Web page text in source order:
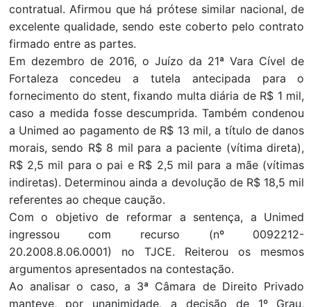
contratual. Afirmou que há prótese similar nacional, de
excelente qualidade, sendo este coberto pelo contrato
firmado entre as partes.
Em dezembro de 2016, o Juízo da 21ª Vara Cível de
Fortaleza concedeu a tutela antecipada para o
fornecimento do stent, fixando multa diária de R$ 1 mil,
caso a medida fosse descumprida. Também condenou
a Unimed ao pagamento de R$ 13 mil, a título de danos
morais, sendo R$ 8 mil para a paciente (vítima direta),
R$ 2,5 mil para o pai e R$ 2,5 mil para a mãe (vítimas
indiretas). Determinou ainda a devolução de R$ 18,5 mil
referentes ao cheque caução.
Com o objetivo de reformar a sentença, a Unimed
ingressou com recurso (nº 0092212-
20.2008.8.06.0001) no TJCE. Reiterou os mesmos
argumentos apresentados na contestação.
Ao analisar o caso, a 3ª Câmara de Direito Privado
manteve, por unanimidade, a decisão de 1º Grau,